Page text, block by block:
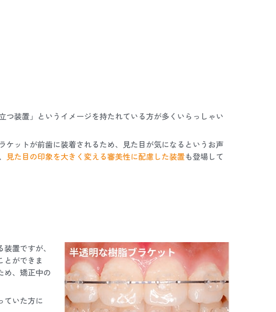
装置」というイメージを持たれている方が多くいらっしゃい
ケットが前歯に装着されるため、見た目が気になるというお声
見た目の印象を大きく変える審美性に配慮した装置も登場して
置ですが、
とができま
め、矯正中の
ていた方に